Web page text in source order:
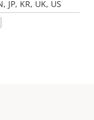
JP, KR, UK, US